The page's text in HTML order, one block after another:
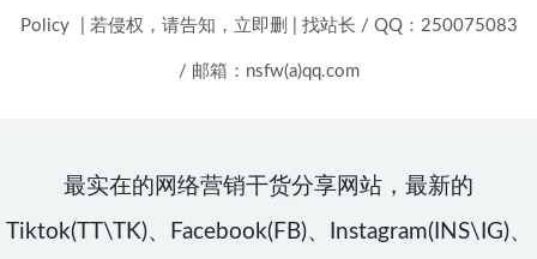
Policy 若侵权，请告知，立即删 找站长 / QQ：250075083
/ 邮箱：nsfw(a)qq.com
最实在的网络营销干货分享网站，最新的
Tiktok(TT\TK)、Facebook(FB)、Instagram(INS\IG)、